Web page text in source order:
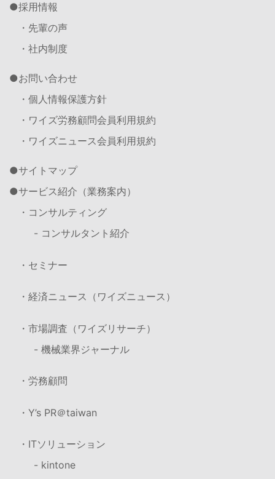
採用情報
・先輩の声
・社内制度
お問い合わせ
・個人情報保護方針
・ワイズ労務顧問会員利用規約
・ワイズニュース会員利用規約
サイトマップ
サービス紹介（業務案内）
・コンサルティング
- コンサルタント紹介
・セミナー
・経済ニュース（ワイズニュース）
・市場調査（ワイズリサーチ）
- 機械業界ジャーナル
・労務顧問
・Y’s PR＠taiwan
・ITソリューション
- kintone